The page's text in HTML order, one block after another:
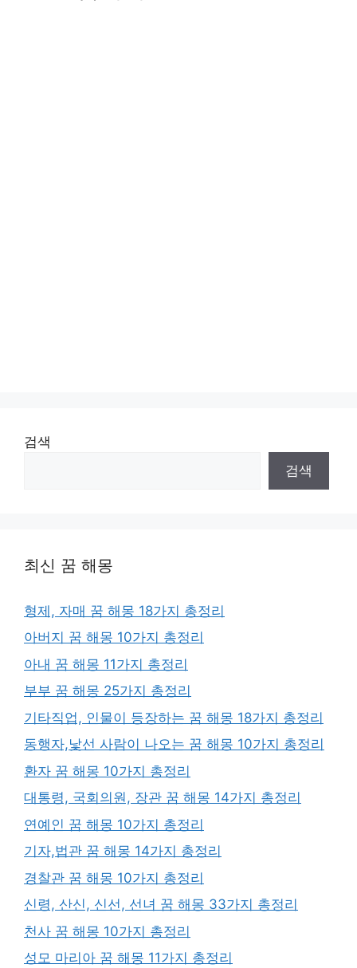
검색
검색
최신 꿈 해몽
형제, 자매 꿈 해몽 18가지 총정리
아버지 꿈 해몽 10가지 총정리
아내 꿈 해몽 11가지 총정리
부부 꿈 해몽 25가지 총정리
기타직업, 인물이 등장하는 꿈 해몽 18가지 총정리
동행자,낯선 사람이 나오는 꿈 해몽 10가지 총정리
환자 꿈 해몽 10가지 총정리
대통령, 국회의원, 장관 꿈 해몽 14가지 총정리
연예인 꿈 해몽 10가지 총정리
기자,법관 꿈 해몽 14가지 총정리
경찰관 꿈 해몽 10가지 총정리
신령, 산신, 신선, 선녀 꿈 해몽 33가지 총정리
천사 꿈 해몽 10가지 총정리
성모 마리아 꿈 해몽 11가지 총정리